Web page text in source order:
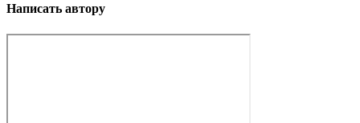
Написать автору